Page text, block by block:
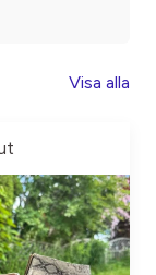
Visa alla